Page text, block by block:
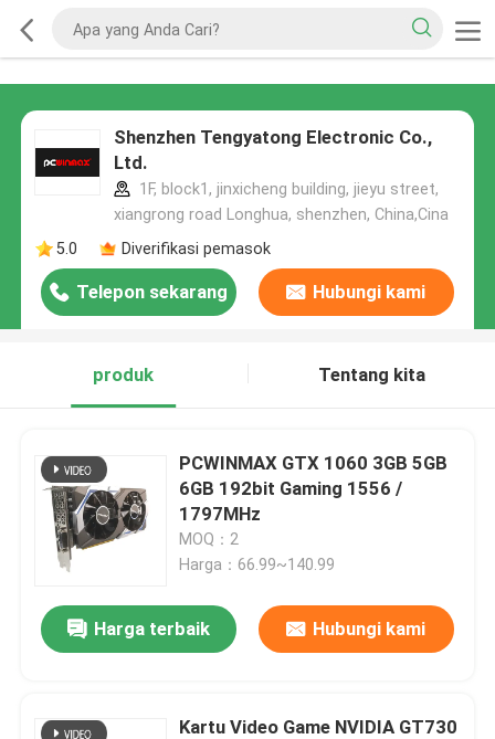
Shenzhen Tengyatong Electronic Co.,
Ltd.
1F, block1, jinxicheng building, jieyu street,
xiangrong road Longhua, shenzhen, China,Cina
5.0
Diverifikasi pemasok
Telepon sekarang Hubungi kami
produk Tentang kita
PCWINMAX GTX 1060 3GB 5GB
6GB 192bit Gaming 1556 /
1797MHz
MOQ：2
Harga：66.99~140.99
Harga terbaik Hubungi kami
Kartu Video Game NVIDIA GT730